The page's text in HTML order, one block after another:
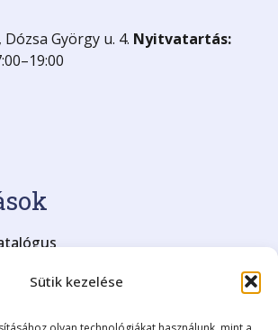
Sütik kezelése
György u. 4. Nyitvatartás:
Napló